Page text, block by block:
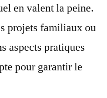
en valent la peine.
projets familiaux ou
aspects pratiques
pour garantir le